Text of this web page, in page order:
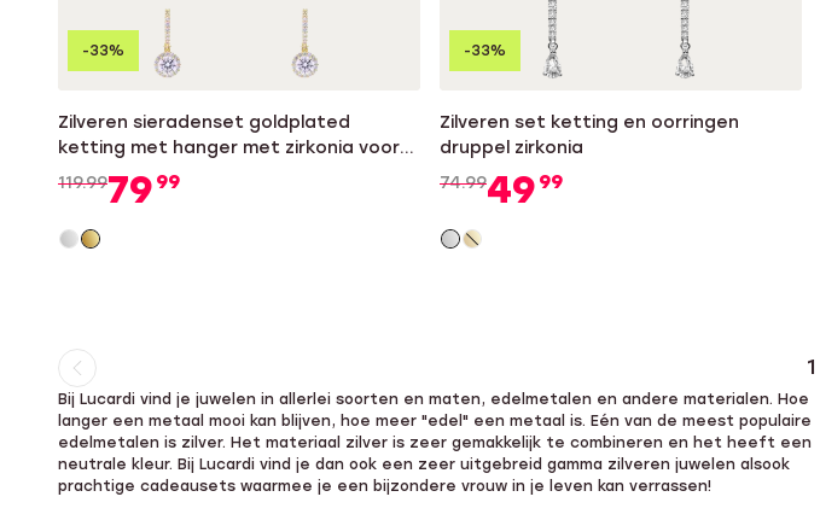
Zilveren sieradenset goldplated
ketting met hanger met zirkonia voor
dames
119.9979 99
-33%
Zilveren set ketting en oorringen
druppel zirkonia
74.9949 99
-33%
Huidige
pagina
1
Ga
naar
pagina
Bij Lucardi vind je juwelen in allerlei soorten en maten, edelmetalen en andere materialen. Hoe
langer een metaal mooi kan blijven, hoe meer "edel" een metaal is. Eén van de meest populaire
edelmetalen is zilver. Het materiaal zilver is zeer gemakkelijk te combineren en het heeft een
neutrale kleur. Bij Lucardi vind je dan ook een zeer uitgebreid gamma zilveren juwelen alsook
prachtige cadeausets waarmee je een bijzondere vrouw in je leven kan verrassen!